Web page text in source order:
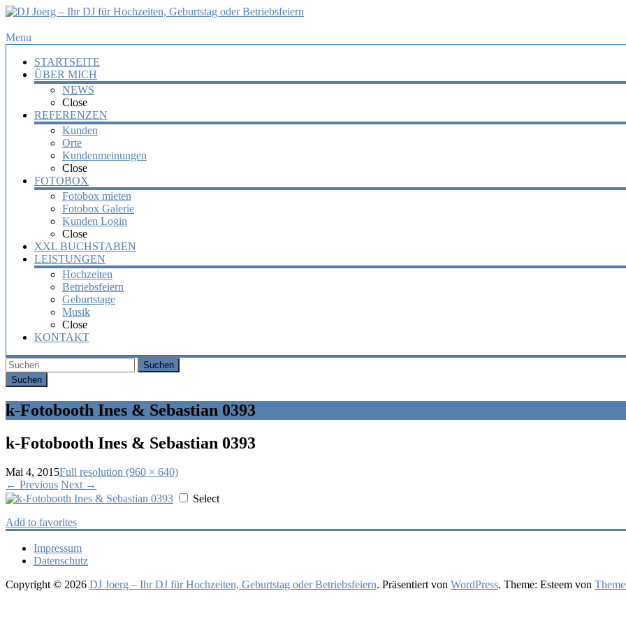
DJ
Hochzeiten,
Geburtstag
Betriebsfeiern
Geburtstag
oder
Firmenfeier.
Menu
STARTSEITE
ÜBER MICH
NEWS
Close
REFERENZEN
Kunden
Orte
Kundenmeinungen
Close
FOTOBOX
Fotobox mieten
Fotobox Galerie
Kunden Login
Close
XXL BUCHSTABEN
LEISTUNGEN
Hochzeiten
Betriebsfeiern
Geburtstage
Musik
Close
KONTAKT
Suchen
k-Fotobooth Ines & Sebastian 0393
k-Fotobooth Ines & Sebastian 0393
Mai 4, 2015Full resolution (960 × 640)
← Previous Next →
Select
Add to favorites
Impressum
Datenschutz
Copyright © 2026 DJ Joerg – Ihr DJ für Hochzeiten, Geburtstag oder Betriebsfeiern. Präsentiert von WordPress. Theme: Esteem von